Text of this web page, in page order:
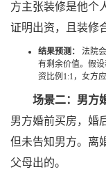
方主张装修是他个
证明出资，且装修
结果预测：
法院
有剩余价值。假
资比例1:1，女方
场景二：男方
男方婚前买房，婚
但未告知男方。离
父母出的。